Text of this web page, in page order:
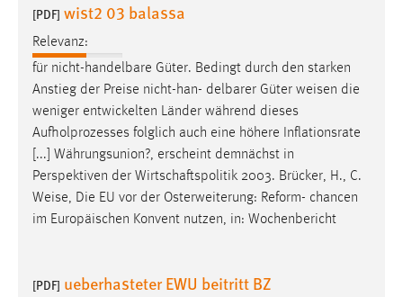
[PDF] wist2 03 balassa
Relevanz:
für nicht-handelbare Güter. Bedingt durch den starken
Anstieg der Preise nicht-han- delbarer Güter weisen die
weniger entwickelten Länder während dieses
Aufholprozesses folglich auch eine höhere Inflationsrate
[...] Währungsunion?, erscheint demnächst in
Perspektiven der Wirtschaftspolitik 2003. Brücker, H., C.
Weise, Die EU vor der Osterweiterung: Reform- chancen
im Europäischen Konvent nutzen, in: Wochenbericht
[PDF] ueberhasteter EWU beitritt BZ
Facebook Pixel
Name:
_fbp
Anbieter:
Facebook
Zweck:
Conversion-Tracking
Cookie Laufzeit: